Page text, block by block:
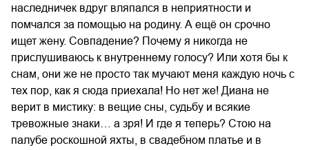
наследничек вдруг вляпался в неприятности и
помчался за помощью на родину. А ещё он срочно
ищет жену. Совпадение? Почему я никогда не
прислушиваюсь к внутреннему голосу? Или хотя бы к
снам, они же не просто так мучают меня каждую ночь с
тех пор, как я сюда приехала! Но нет же! Диана не
верит в мистику: в вещие сны, судьбу и всякие
тревожные знаки… а зря! И где я теперь? Стою на
палубе роскошной яхты, в свадебном платье и в